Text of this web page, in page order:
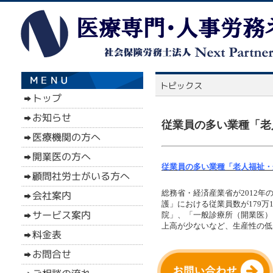
従業員の多い業種「
従業員の多い業種「老人福祉
総務省・経済産業省が2012年
護」における従業員数が179
院」、「一般診療所（開業医
上高が少ないなど、生産性の